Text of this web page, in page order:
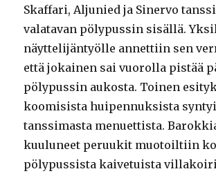
Skaffari, Aljunied ja Sinervo
valatavan pölypussin sisällä.
näyttelijäntyölle annettiin sen
että jokainen sai vuorolla pistää
pölypussin aukosta. Toinen
koomisista huipennuksista
tanssimasta menuettista.
kuuluneet peruukit muotoiltiin
pölypussista kaivetuista